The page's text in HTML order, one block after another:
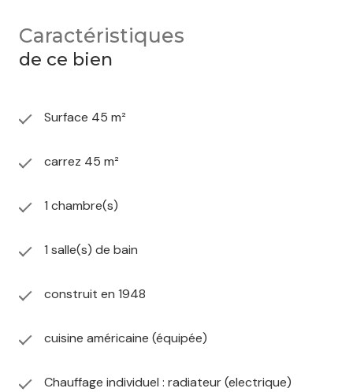
Caractéristiques
de ce bien
Surface 45 m²
carrez 45 m²
1 chambre(s)
1 salle(s) de bain
construit en 1948
cuisine américaine (équipée)
Chauffage individuel : radiateur (electrique)